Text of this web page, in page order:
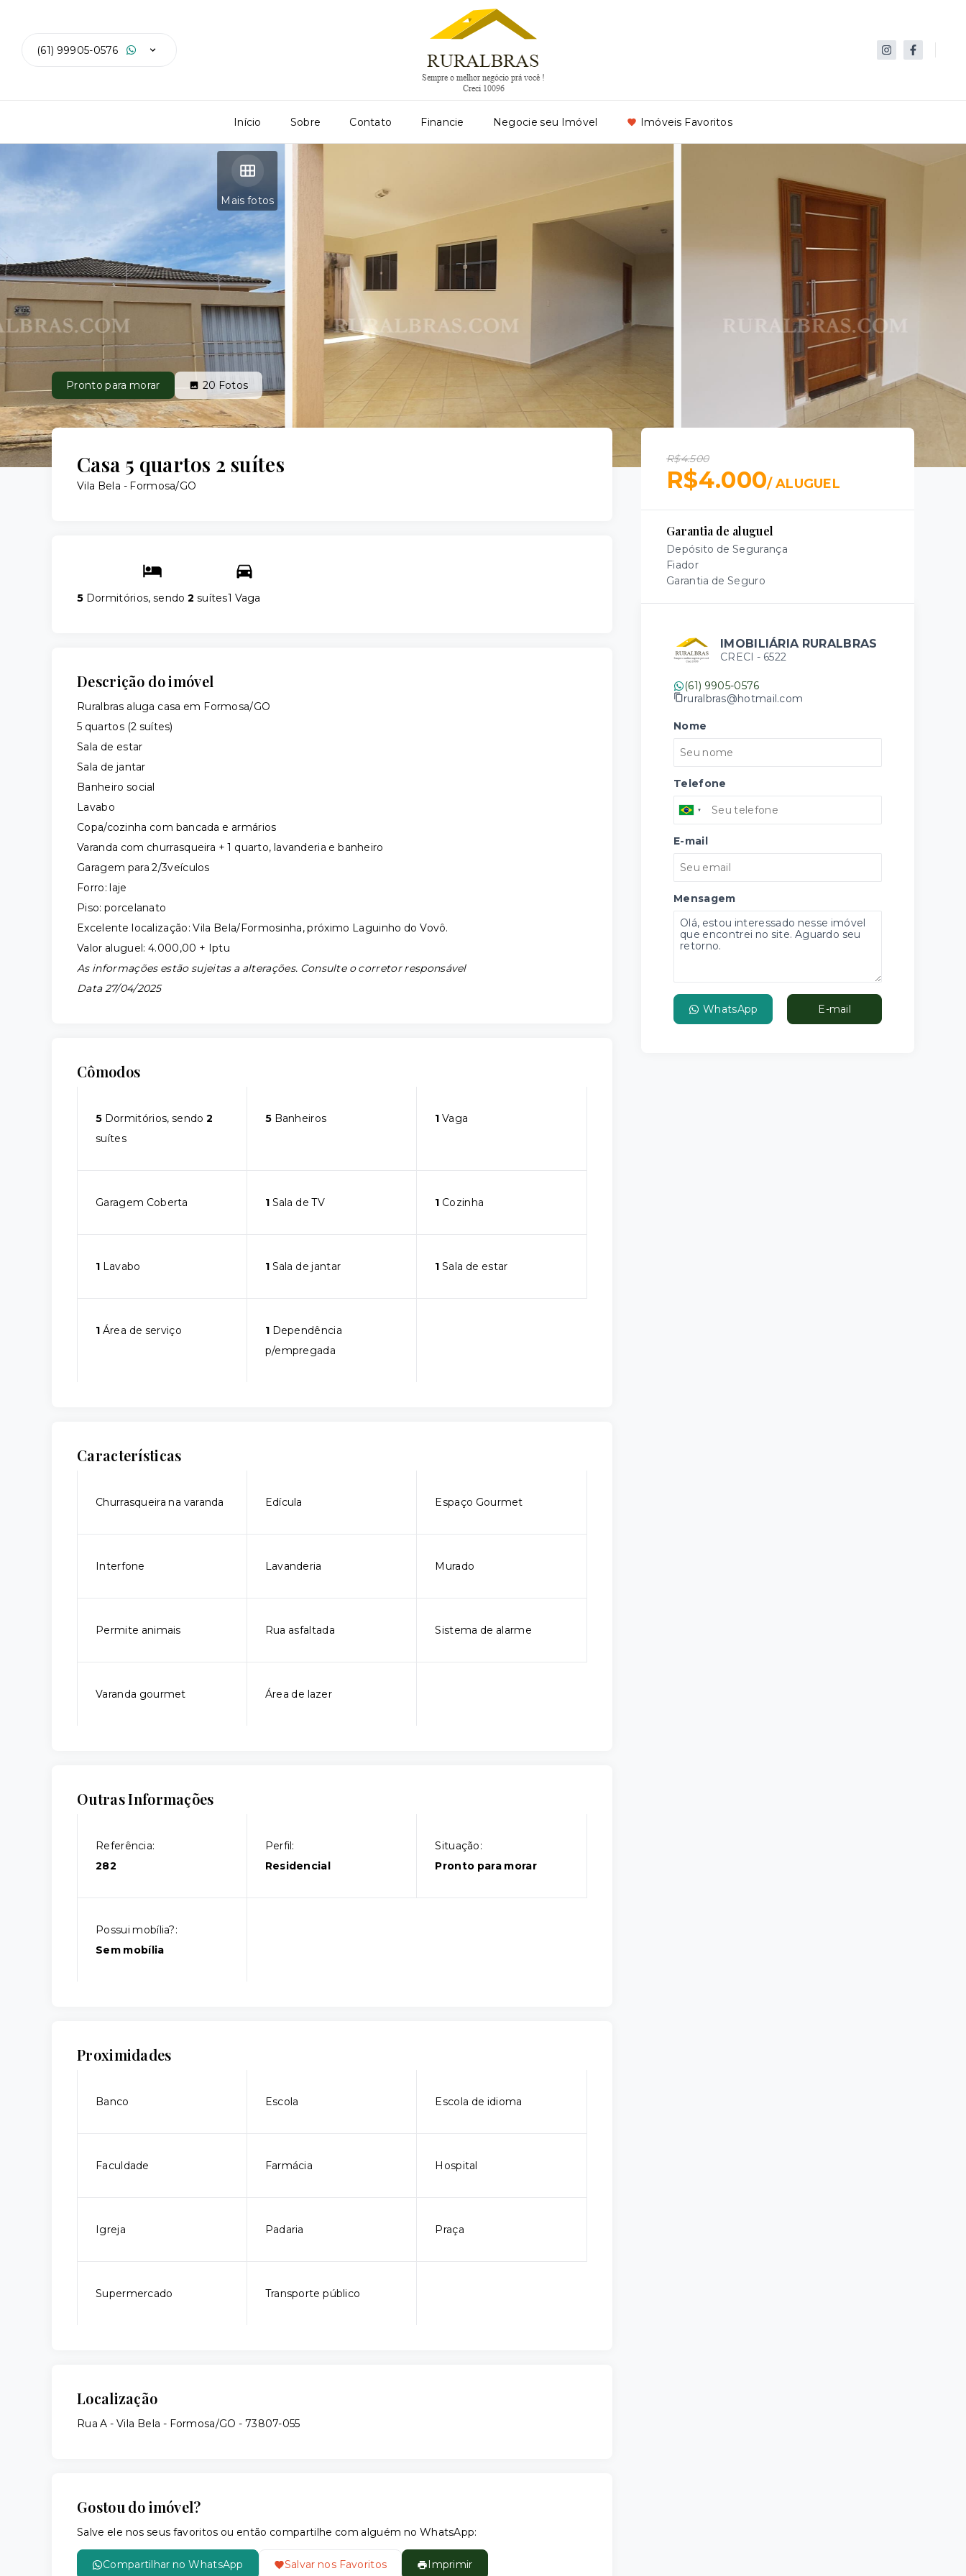
(61) 99905-0576
Início Sobre Contato Financie Negocie seu Imóvel Imóveis Favoritos
Mais fotos
Pronto para morar 20 Fotos
Casa 5 quartos 2 suítes
Vila Bela - Formosa/GO
5 Dormitórios, sendo2 suítes1 Vaga
Descrição do imóvel
Ruralbras aluga casa em Formosa/GO
5 quartos (2 suítes)
Sala de estar
Sala de jantar
Banheiro social
Lavabo
Copa/cozinha com bancada e armários
Varanda com churrasqueira + 1 quarto, lavanderia e banheiro
Garagem para 2/3veículos
Forro: laje
Piso: porcelanato
Excelente localização: Vila Bela/Formosinha, próximo Laguinho do Vovô.
Valor aluguel: 4.000,00 + Iptu
As informações estão sujeitas a alterações. Consulte o corretor responsável
Data 27/04/2025
Cômodos
5 Dormitórios, sendo2
suítes
5Banheiros 1 Vaga
Garagem Coberta 1Sala de TV 1 Cozinha
1 Lavabo 1Sala de jantar 1 Sala de estar
1 Área de serviço 1Dependência
p/empregada
Características
Churrasqueira na varanda Edícula Espaço Gourmet
Interfone Lavanderia Murado
Permite animais Rua asfaltada Sistema de alarme
Varanda gourmet Área de lazer
Outras Informações
Referência:
282
Perfil:
Residencial
Situação:
Pronto para morar
Possui mobília?:
Sem mobília
Proximidades
Banco Escola Escola de idioma
Faculdade Farmácia Hospital
Igreja Padaria Praça
Supermercado Transporte público
Localização
Rua A - Vila Bela - Formosa/GO - 73807-055
Gostou do imóvel?
Salve ele nos seus favoritos ou então compartilhe com alguém no WhatsApp:
Compartilhar no WhatsApp Salvar nos Favoritos Imprimir
R$4.500
R$4.000/ALUGUEL
Garantia de aluguel
Depósito de Segurança
Fiador
Garantia de Seguro
IMOBILIÁRIA RURALBRAS
CRECI - 6522
(61) 9905-0576
ruralbras@hotmail.com
Nome
Telefone
E-mail
Mensagem
WhatsApp E-mail